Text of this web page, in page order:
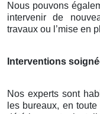
Nous pouvons
intervenir de
travaux ou l’mise en
Interventions
Nos experts sont
les bureaux, en